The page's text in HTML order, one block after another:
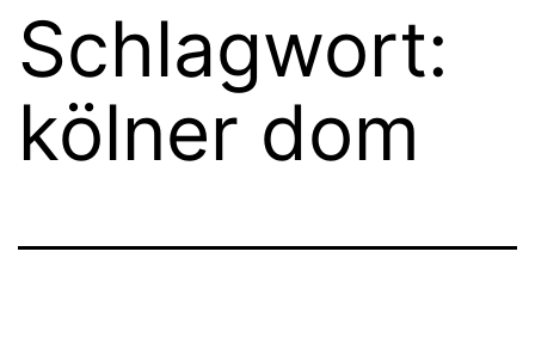
Schlagwort:
kölner dom